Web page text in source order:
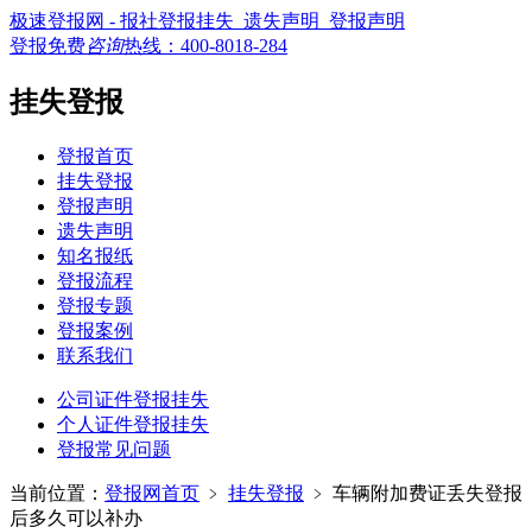
极速登报网 - 报社登报挂失_遗失声明_登报声明
登报免费咨询热线： 400-8018-284
挂失登报
登报首页
挂失登报
登报声明
遗失声明
知名报纸
登报流程
登报专题
登报案例
联系我们
公司证件登报挂失
个人证件登报挂失
登报常见问题
当前位置： 登报网首页 ﹥ 挂失登报 ﹥ 车辆附加费证丢失登报
后多久可以补办